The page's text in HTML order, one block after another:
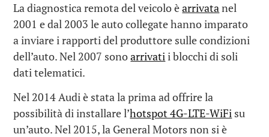
La diagnostica remota del veicolo èarrivatanel
2001 e dal 2003 le auto collegate hanno imparato
a inviare i rapporti del produttore sulle condizioni
dell’auto. Nel 2007 sonoarrivatii blocchi di soli
dati telematici.
Nel 2014 Audi è stata la prima ad offrire la
possibilità di installare l’hotspot 4G-LTE-WiFi su
un’auto. Nel 2015, la General Motors non si è